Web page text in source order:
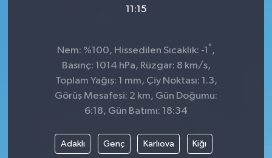
11:15
Nem: %100, Hissedilen Sıcaklık: -1 ° ,
Basınç: 1014 hPa, Rüzgar: 8 km/s,
Toplam Yağış: 1 mm, Çiy Noktası: 1.3,
Görüş Mesafesi: 2 km, Gün Doğumu:
6:18, Gün Batımı: 18:34
Adaklı Genç Karlıova Kiğı